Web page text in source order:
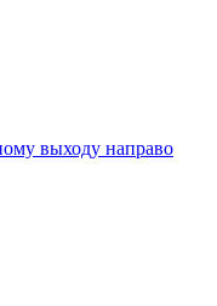
выходу направо